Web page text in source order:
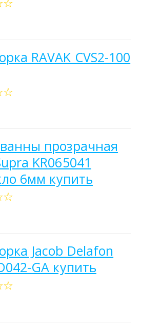
RAVAK CVS2-100
прозрачная
KR065041
6мм купить
Jacob Delafon
GA купить